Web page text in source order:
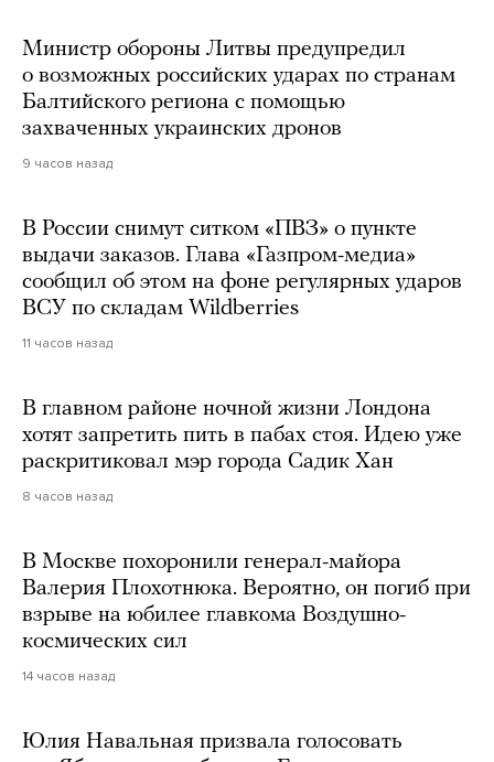
Министр обороны Литвы предупредил
о возможных российских ударах по странам
Балтийского региона с помощью
захваченных украинских дронов
9 часов назад
В России снимут ситком «ПВЗ» о пункте
выдачи заказов. Глава «Газпром-медиа»
сообщил об этом на фоне регулярных ударов
ВСУ по складам Wildberries
11 часов назад
В главном районе ночной жизни Лондона
хотят запретить пить в пабах стоя. Идею уже
раскритиковал мэр города Садик Хан
8 часов назад
В Москве похоронили генерал-майора
Валерия Плохотнюка. Вероятно, он погиб при
взрыве на юбилее главкома Воздушно-
космических сил
14 часов назад
Юлия Навальная призвала голосовать